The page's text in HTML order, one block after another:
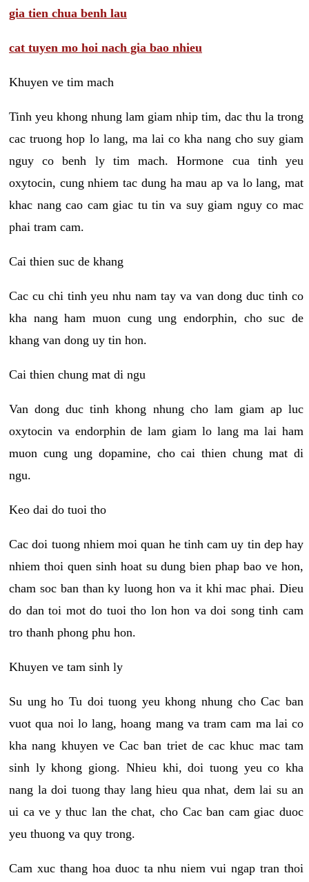
gia tien chua benh lau
cat tuyen mo hoi nach gia bao nhieu
Khuyen ve tim mach
Tinh yeu khong nhung lam giam nhip tim, dac thu la trong
cac truong hop lo lang, ma lai co kha nang cho suy giam
nguy co benh ly tim mach. Hormone cua tinh yeu
oxytocin, cung nhiem tac dung ha mau ap va lo lang, mat
khac nang cao cam giac tu tin va suy giam nguy co mac
phai tram cam.
Cai thien suc de khang
Cac cu chi tinh yeu nhu nam tay va van dong duc tinh co
kha nang ham muon cung ung endorphin, cho suc de
khang van dong uy tin hon.
Cai thien chung mat di ngu
Van dong duc tinh khong nhung cho lam giam ap luc
oxytocin va endorphin de lam giam lo lang ma lai ham
muon cung ung dopamine, cho cai thien chung mat di
ngu.
Keo dai do tuoi tho
Cac doi tuong nhiem moi quan he tinh cam uy tin dep hay
nhiem thoi quen sinh hoat su dung bien phap bao ve hon,
cham soc ban than ky luong hon va it khi mac phai. Dieu
do dan toi mot do tuoi tho lon hon va doi song tinh cam
tro thanh phong phu hon.
Khuyen ve tam sinh ly
Su ung ho Tu doi tuong yeu khong nhung cho Cac ban
vuot qua noi lo lang, hoang mang va tram cam ma lai co
kha nang khuyen ve Cac ban triet de cac khuc mac tam
sinh ly khong giong. Nhieu khi, doi tuong yeu co kha
nang la doi tuong thay lang hieu qua nhat, dem lai su an
ui ca ve y thuc lan the chat, cho Cac ban cam giac duoc
yeu thuong va quy trong.
Cam xuc thang hoa duoc ta nhu niem vui ngap tran thoi